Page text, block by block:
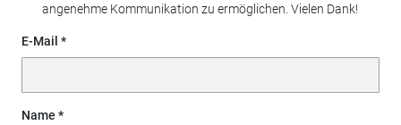
angenehme Kommunikation zu ermöglichen. Vielen Dank!
E-Mail
Name